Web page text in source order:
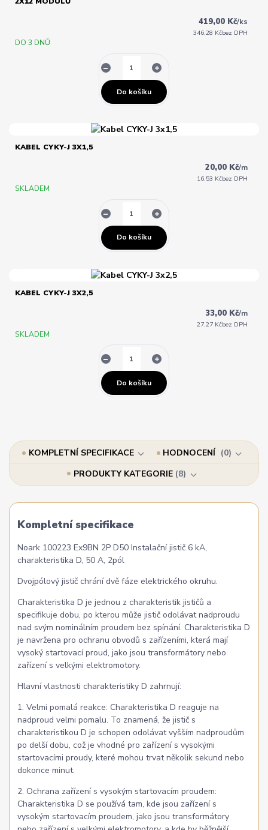
419,00 Kč/ks
346,28 Kčbez DPH
DO 3 DNŮ
Do košíku
KABEL CYKY-J 3X1,5
20,00 Kč/m
16,53 Kčbez DPH
SKLADEM
Do košíku
KABEL CYKY-J 3X2,5
33,00 Kč/m
27,27 Kčbez DPH
SKLADEM
Do košíku
KOMPLETNÍ SPECIFIKACE HODNOCENÍ
0
PRODUKTY KATEGORIE 8
Kompletní specifikace
Noark 100223 Ex9BN 2P D50 Instalační jistič 6 kA,
charakteristika D, 50 A, 2pól
Dvojpólový jistič chrání dvě fáze elektrického okruhu.
Charakteristika D je jednou z charakteristik jističů a
specifikuje dobu, po kterou může jistič odolávat nadproudu
nad svým nominálním proudem bez spínání. Charakteristika D
je navržena pro ochranu obvodů s zařízeními, která mají
vysoký startovací proud, jako jsou transformátory nebo
zařízení s velkými elektromotory.
Hlavní vlastnosti charakteristiky D zahrnují:
1. Velmi pomalá reakce: Charakteristika D reaguje na
nadproud velmi pomalu. To znamená, že jistič s
charakteristikou D je schopen odolávat vyšším nadproudům
po delší dobu, což je vhodné pro zařízení s vysokými
startovacími proudy, které mohou trvat několik sekund nebo
dokonce minut.
2. Ochrana zařízení s vysokým startovacím proudem:
Charakteristika D se používá tam, kde jsou zařízení s
vysokým startovacím proudem, jako jsou transformátory